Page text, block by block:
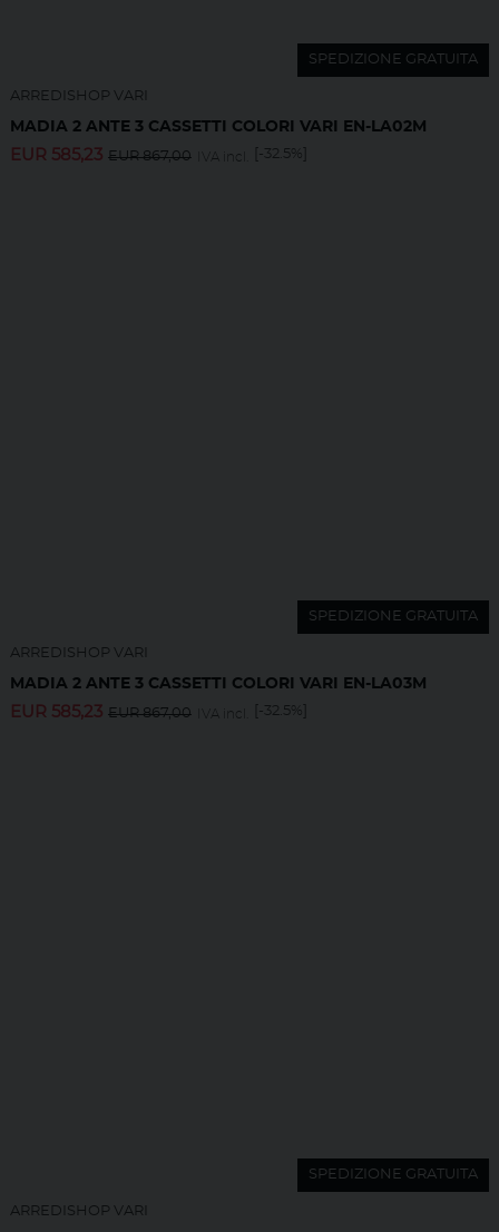
SPEDIZIONE GRATUITA
ARREDISHOP VARI
MADIA 2 ANTE 3 CASSETTI COLORI VARI EN-LA02M
EUR 585,23 EUR867,00 IVA incl. [-32.5%]
SPEDIZIONE GRATUITA
ARREDISHOP VARI
MADIA 2 ANTE 3 CASSETTI COLORI VARI EN-LA03M
EUR 585,23 EUR867,00 IVA incl. [-32.5%]
SPEDIZIONE GRATUITA
ARREDISHOP VARI